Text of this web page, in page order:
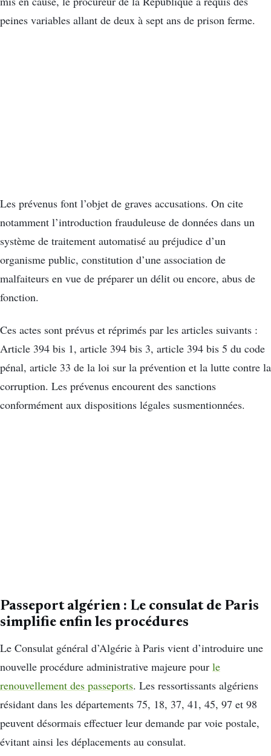
peines variables allant de deux à sept ans de prison ferme.
Les prévenus font l’objet de graves accusations. On cite
notamment l’introduction frauduleuse de données dans un
système de traitement automatisé au préjudice d’un
organisme public, constitution d’une association de
malfaiteurs en vue de préparer un délit ou encore, abus de
fonction.
Ces actes sont prévus et réprimés par les articles suivants :
Article 394 bis 1, article 394 bis 3, article 394 bis 5 du code
pénal, article 33 de la loi sur la prévention et la lutte contre la
corruption. Les prévenus encourent des sanctions
conformément aux dispositions légales susmentionnées.
Passeport algérien : Le consulat de Paris
simplifie enfin les procédures
Le Consulat général d’Algérie à Paris vient d’introduire une
nouvelle procédure administrative majeure pour le
renouvellement des passeports. Les ressortissants algériens
résidant dans les départements 75, 18, 37, 41, 45, 97 et 98
peuvent désormais effectuer leur demande par voie postale,
évitant ainsi les déplacements au consulat.